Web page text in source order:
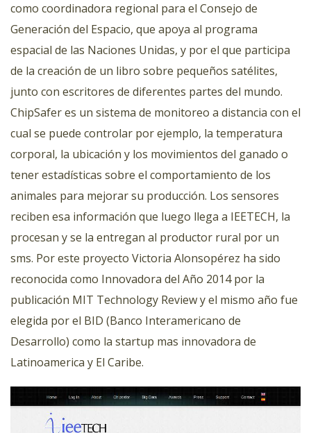
como coordinadora regional para el Consejo de
Generación del Espacio, que apoya al programa
espacial de las Naciones Unidas, y por el que participa
de la creación de un libro sobre pequeños satélites,
junto con escritores de diferentes partes del mundo.
ChipSafer es un sistema de monitoreo a distancia con el
cual se puede controlar por ejemplo, la temperatura
corporal, la ubicación y los movimientos del ganado o
tener estadísticas sobre el comportamiento de los
animales para mejorar su producción. Los sensores
reciben esa información que luego llega a IEETECH, la
procesan y se la entregan al productor rural por un
sms. Por este proyecto Victoria Alonsopérez ha sido
reconocida como Innovadora del Año 2014 por la
publicación MIT Technology Review y el mismo año fue
elegida por el BID (Banco Interamericano de
Desarrollo) como la startup mas innovadora de
Latinoamerica y El Caribe.